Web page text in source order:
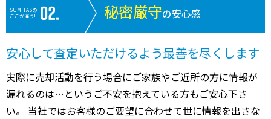
SUMiTASの
ここが違う!
秘密厳守の安心感
安心して査定いただけるよう最善を尽くします
実際に売却活動を行う場合にご家族やご近所の方に情報が
漏れるのは…というご不安を抱えている方もご安心下さ
い。 当社ではお客様のご要望に合わせて世に情報を出さな